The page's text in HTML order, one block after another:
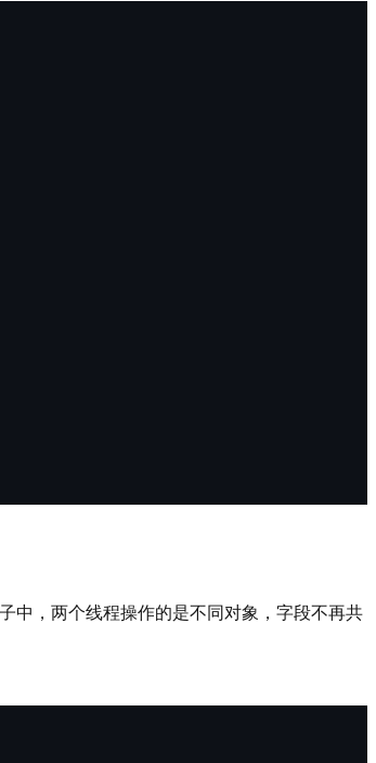
中，两个线程操作的是不同对象，字段不再共